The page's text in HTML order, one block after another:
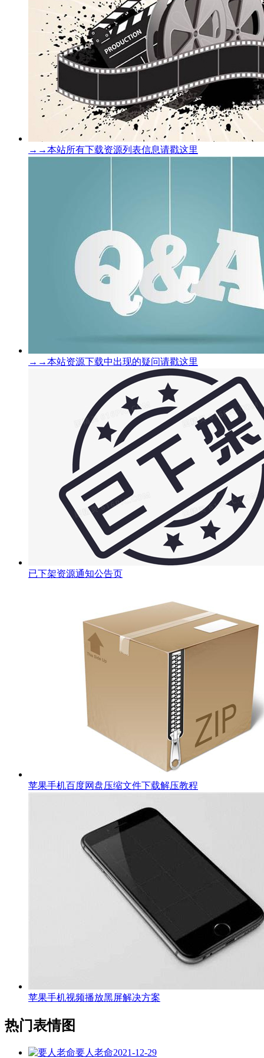
→→本站所有下载资源列表信息请戳这里
→→本站资源下载中出现的疑问请戳这里
已下架资源通知公告页
苹果手机百度网盘压缩文件下载解压教程
苹果手机视频播放黑屏解决方案
热门表情图
要人老命2021-12-29